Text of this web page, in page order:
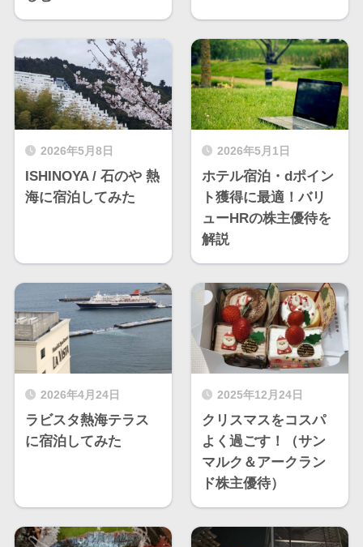
2026年5月8日
ISHINOYA / 石のや 熱
海に宿泊してみた
2026年5月1日
ホテル宿泊・dポイン
ト獲得に最適！バリ
ューHRの株主優待を
解説
2026年4月24日
ラビスタ熱海テラス
に宿泊してみた
2025年12月24日
クリスマスをコスパ
よく過ごす！（サン
マルク＆アークラン
ド株主優待）